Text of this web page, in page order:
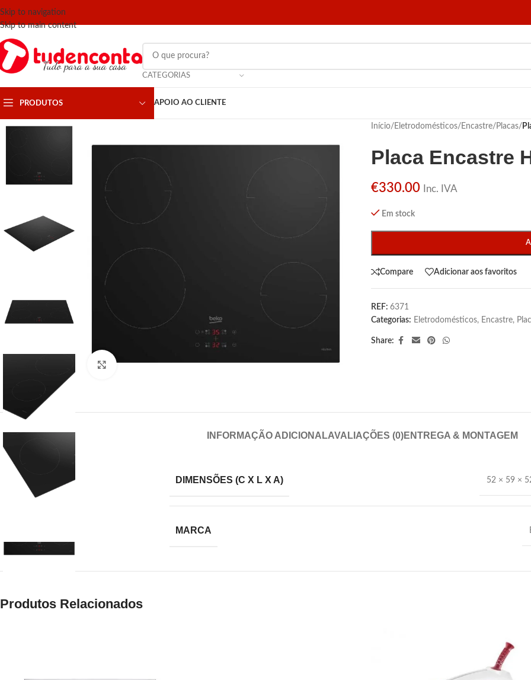
Skip to navigation
Skip to main content
CATEGORIAS
PRODUTOS APOIO AO CLIENTE
Click para aumentar
Início/ Eletrodomésticos/ Encastre/ Placas/
Placa Encastre
€330.00 Inc. IVA
Em stock
Compare Adicionar aos favoritos
REF: 6371
Categorias: Eletrodomésticos, Encastre,
Share:
INFORMAÇÃO ADICIONALAVALIAÇÕES (0)ENTREGA & MONTAGEM
DIMENSÕES (C X L X A) 52 × 59 ×
MARCA
Produtos Relacionados